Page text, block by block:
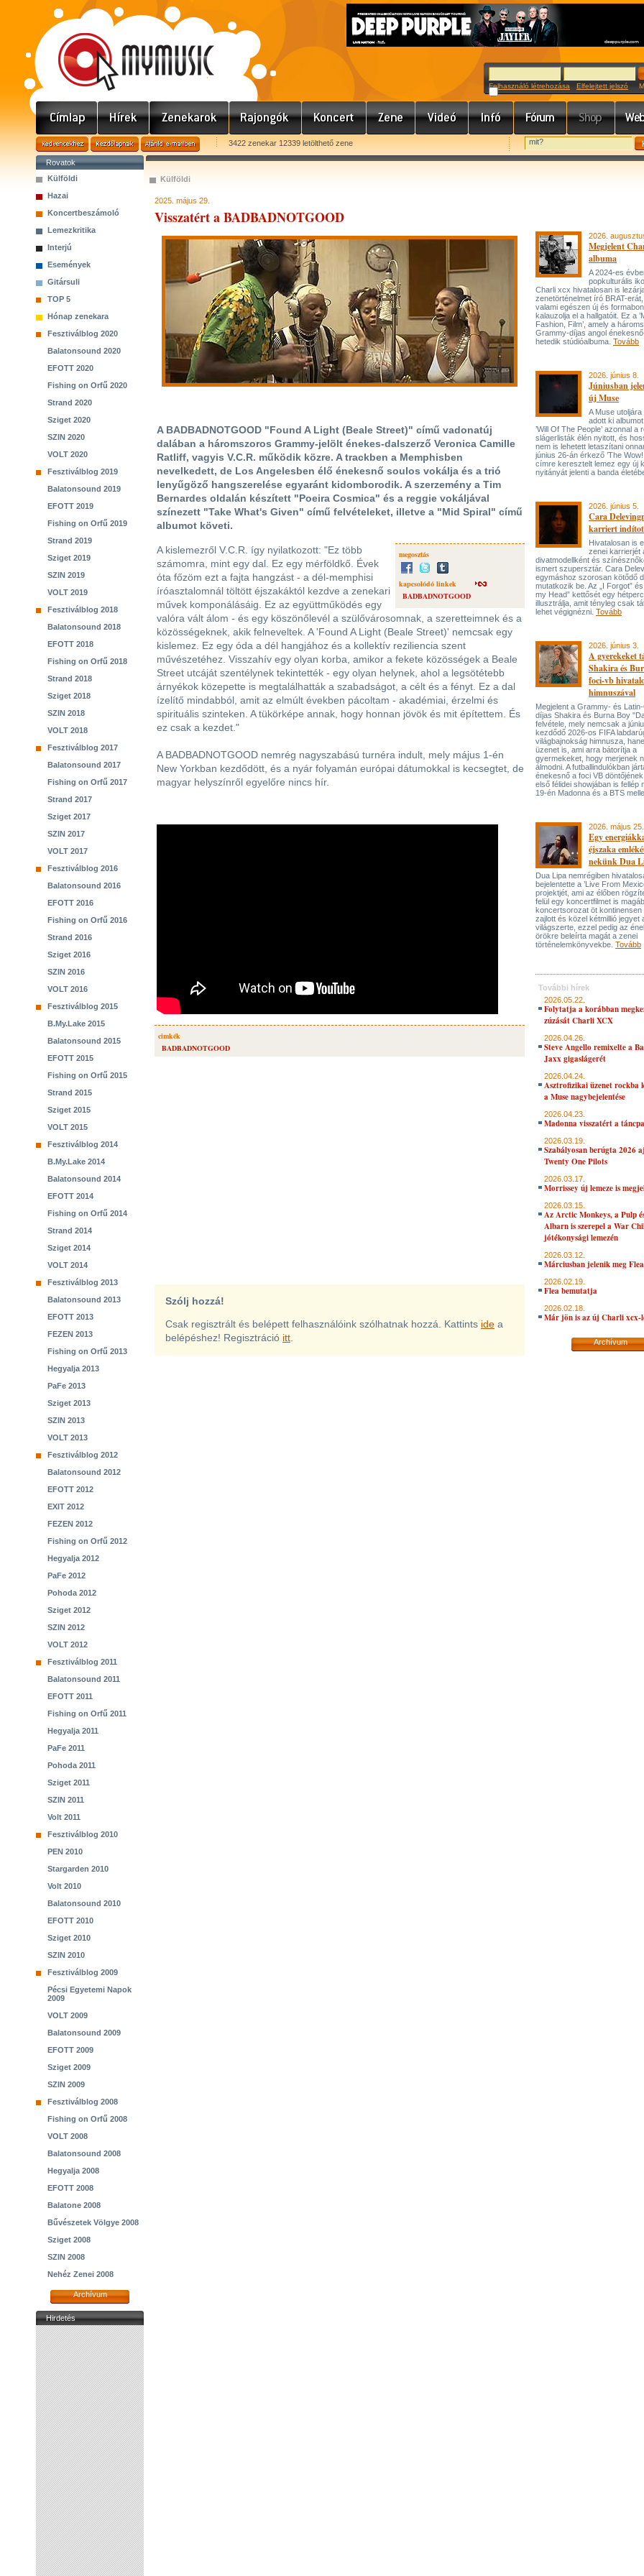
Felhasználó létrehozása Elfelejtett jelszó
3422 zenekar 12339 letölthető zene
Rovatok
Külföldi
Hazai
Koncertbeszámoló
Lemezkritika
Interjú
Események
Gitársuli
TOP 5
Hónap zenekara
Fesztiválblog 2020
Balatonsound 2020
EFOTT 2020
Fishing on Orfű 2020
Strand 2020
Sziget 2020
SZIN 2020
VOLT 2020
Fesztiválblog 2019
Balatonsound 2019
EFOTT 2019
Fishing on Orfű 2019
Strand 2019
Sziget 2019
SZIN 2019
VOLT 2019
Fesztiválblog 2018
Balatonsound 2018
EFOTT 2018
Fishing on Orfű 2018
Strand 2018
Sziget 2018
SZIN 2018
VOLT 2018
Fesztiválblog 2017
Balatonsound 2017
Fishing on Orfű 2017
Strand 2017
Sziget 2017
SZIN 2017
VOLT 2017
Fesztiválblog 2016
Balatonsound 2016
EFOTT 2016
Fishing on Orfű 2016
Strand 2016
Sziget 2016
SZIN 2016
VOLT 2016
Fesztiválblog 2015
B.My.Lake 2015
Balatonsound 2015
EFOTT 2015
Fishing on Orfű 2015
Strand 2015
Sziget 2015
VOLT 2015
Fesztiválblog 2014
B.My.Lake 2014
Balatonsound 2014
EFOTT 2014
Fishing on Orfű 2014
Strand 2014
Sziget 2014
VOLT 2014
Fesztiválblog 2013
Balatonsound 2013
EFOTT 2013
FEZEN 2013
Fishing on Orfű 2013
Hegyalja 2013
PaFe 2013
Sziget 2013
SZIN 2013
VOLT 2013
Fesztiválblog 2012
Balatonsound 2012
EFOTT 2012
EXIT 2012
FEZEN 2012
Fishing on Orfű 2012
Hegyalja 2012
PaFe 2012
Pohoda 2012
Sziget 2012
SZIN 2012
VOLT 2012
Fesztiválblog 2011
Balatonsound 2011
EFOTT 2011
Fishing on Orfű 2011
Hegyalja 2011
PaFe 2011
Pohoda 2011
Sziget 2011
SZIN 2011
Volt 2011
Fesztiválblog 2010
PEN 2010
Stargarden 2010
Volt 2010
Balatonsound 2010
EFOTT 2010
Sziget 2010
SZIN 2010
Fesztiválblog 2009
Pécsi Egyetemi Napok
2009
VOLT 2009
Balatonsound 2009
EFOTT 2009
Sziget 2009
SZIN 2009
Fesztiválblog 2008
Fishing on Orfű 2008
VOLT 2008
Balatonsound 2008
Hegyalja 2008
EFOTT 2008
Balatone 2008
Bűvészetek Völgye 2008
Sziget 2008
SZIN 2008
Nehéz Zenei 2008
Archívum
Hirdetés
Külföldi
2025. május 29.
Visszatért a BADBADNOTGOOD
A BADBADNOTGOOD "Found A Light (Beale Street)" című vadonatúj
dalában a háromszoros Grammy-jelölt énekes-dalszerző Veronica Camille
Ratliff, vagyis V.C.R. működik közre. A trackben a Memphisben
nevelkedett, de Los Angelesben élő énekesnő soulos vokálja és a trió
lenyűgöző hangszerelése egyaránt kidomborodik. A szerzemény a Tim
Bernardes oldalán készített "Poeira Cosmica" és a reggie vokáljával
színezett "Take What's Given" című felvételeket, illetve a "Mid Spiral" című
albumot követi.
megosztás
kapcsolódó linkek
BADBADNOTGOOD
A kislemezről V.C.R. így nyilatkozott: "Ez több
számomra, mint egy dal. Ez egy mérföldkő. Évek
óta főzöm ezt a fajta hangzást - a dél-memphisi
íróasztalomnál töltött éjszakáktól kezdve a zenekari
művek komponálásáig. Ez az együttműködés egy
valóra vált álom - és egy köszönőlevél a szülővárosomnak, a szeretteimnek és a
közösségeknek, akik felneveltek. A 'Found A Light (Beale Street)' nemcsak egy
kislemez. Ez egy óda a dél hangjához és a kollektív reziliencia szent
művészetéhez. Visszahív egy olyan korba, amikor a fekete közösségek a Beale
Street utcáját szentélynek tekintették - egy olyan helynek, ahol a legsötétebb
árnyékok közepette is megtalálhatták a szabadságot, a célt és a fényt. Ez a dal
ízelítő mindabból, amit az elmúlt években pácoltam - akadémiai, érzelmi és
spirituális szinteken. A tükörképe annak, hogy honnan jövök és mit építettem. És
ez csak a kezdet."
A BADBADNOTGOOD nemrég nagyszabású turnéra indult, mely május 1-én
New Yorkban kezdődött, és a nyár folyamán európai dátumokkal is kecsegtet, de
magyar helyszínről egyelőre nincs hír.
cimkék
BADBADNOTGOOD
Szólj hozzá!
Csak regisztrált és belépett felhasználóink szólhatnak hozzá. Kattints ide a
belépéshez! Regisztráció itt
2026.
Megjelent
albuma
A 2024-es
popkulturális
Charli xcx hivatalosan is
zenetörténelmet író BRAT-
valami egészen új és
kalauzolja el a hallgatóit. Ez a
Fashion, Film’, amely a
Grammy-díjas angol
hetedik stúdióalbuma. Tovább
2026. június 8.
Júniusban
új Muse
A Muse
adott ki
’Will Of The People’ azonnal a
slágerlisták élén nyitott, és
nem is lehetett letaszítani
június 26-án érkező ’The Wow!
címre keresztelt lemez egy új
nyitányát jelenti a banda
2026. június 5.
Cara
karriert
Hivatalosan is
zenei karrierjét
divatmodellként és
ismert szupersztár. Cara
egymáshoz szorosan kötődő
mutatkozik be. Az „I Forgot”
my Head” kettősét egy
illusztrálja, amit tényleg csak
lehet végignézni. Tovább
2026. június 3.
A gyerekeket
Shakira és
foci-vb
himnuszával
Megjelent a Grammy- és
díjas Shakira és Burna Boy
felvétele, mely nemcsak a
kezdődő 2026-os FIFA
világbajnokság himnusza,
üzenet is, ami arra bátorítja a
gyermekeket, hogy merjenek
álmodni. A futballindulókban
énekesnő a foci VB
első félidei showjában is fellép
19-én Madonna és a BTS
2026. május 25.
Egy
éjszaka
nekünk Dua
Dua Lipa nemrégiben
bejelentette a ’Live From
projektjét, ami az élőben
felül egy koncertfilmet is
koncertsorozat öt kontinensen
zajlott és közel kétmillió jegyet
világszerte, ezzel pedig az
örökre beleírta magát a zenei
történelemkönyvekbe. Tovább
További hírek
2026.05.22.
Folytatja a korábban
zúzását Charli XCX
2026.04.26.
Steve Angello remixelte a
Jaxx gigaslágerét
2026.04.24.
Asztrofizikai üzenet rockba
a Muse nagybejelentése
2026.04.23.
Madonna visszatért a
2026.03.19.
Szabályosan berúgta 2026
Twenty One Pilots
2026.03.17.
Morrissey új lemeze is
2026.03.15.
Az Arctic Monkeys, a Pulp
Albarn is szerepel a War
jótékonysági lemezén
2026.03.12.
Márciusban jelenik meg
2026.02.19.
Flea bemutatja
2026.02.18.
Már jön is az új Charli xcx-
Archívum